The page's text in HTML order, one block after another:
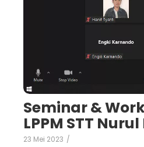
Seminar &
LPPM STT
23 Mei 2023 /